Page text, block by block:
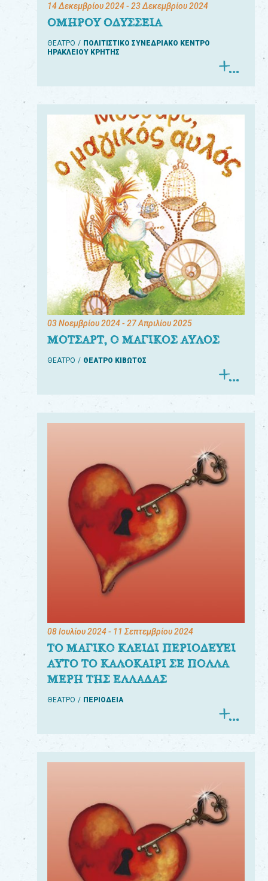
14 Δεκεμβρίου 2024- 23 Δεκεμβρίου 2024
ΟΜΗΡΟΥ ΟΔΥΣΣΕΙΑ
ΘΕΑΤΡΟ
ΠΟΛΙΤΙΣΤΙΚΟ ΣΥΝΕΔΡΙΑΚΟ ΚΕΝΤΡΟ
ΗΡΑΚΛΕΙΟΥ ΚΡΗΤΗΣ
03 Νοεμβρίου 2024- 27 Απριλίου 2025
ΜΟΤΣΑΡΤ, Ο ΜΑΓΙΚΟΣ ΑΥΛΟΣ
ΘΕΑΤΡΟ ΘΕΑΤΡΟ ΚΙΒΩΤΟΣ
08 Ιουλίου 2024- 11 Σεπτεμβρίου 2024
ΤΟ ΜΑΓΙΚΟ ΚΛΕΙΔΙ ΠΕΡΙΟΔΕΥΕΙ
ΑΥΤΟ ΤΟ ΚΑΛΟΚΑΙΡΙ ΣΕ ΠΟΛΛΑ
ΜΕΡΗ ΤΗΣ ΕΛΛΑΔΑΣ
ΘΕΑΤΡΟ ΠΕΡΙΟΔΕΙΑ